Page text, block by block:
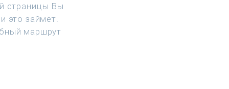
страницы Вы
это займёт.
маршрут